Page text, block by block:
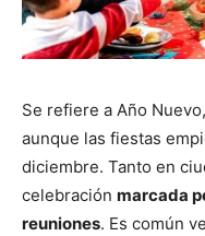
Se refiere a Año
aunque las fiestas
diciembre. Tanto en
celebración marcada
reuniones. Es común